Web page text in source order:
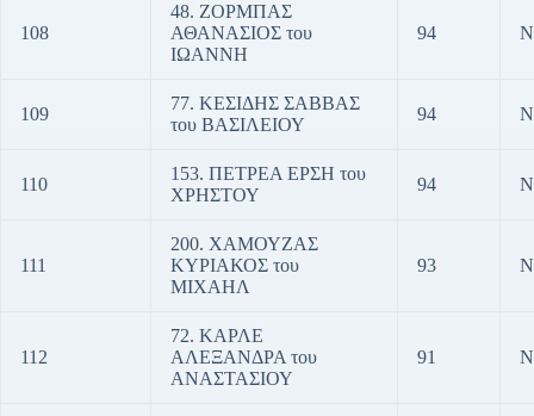
108
48. ΖΟΡΜΠΑΣ
ΑΘΑΝΑΣΙΟΣ του
ΙΩΑΝΝΗ
94
109
77. ΚΕΣΙΔΗΣ ΣΑΒΒΑΣ
του ΒΑΣΙΛΕΙΟΥ
94
110
153. ΠΕΤΡΕΑ ΕΡΣΗ του
ΧΡΗΣΤΟΥ
94
111
200. ΧΑΜΟΥΖΑΣ
ΚΥΡΙΑΚΟΣ του
ΜΙΧΑΗΛ
93
112
72. ΚΑΡΛΕ
ΑΛΕΞΑΝΔΡΑ του
ΑΝΑΣΤΑΣΙΟΥ
91